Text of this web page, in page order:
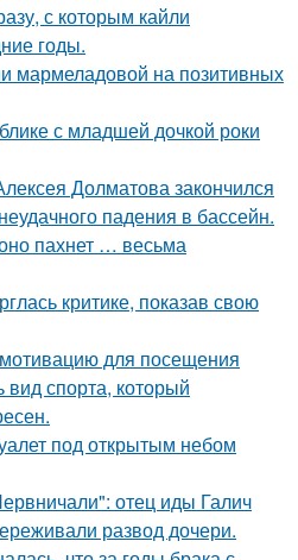
с которым кайли
годы.
мармеладовой на позитивных
с младшей дочкой роки
Долматова закончился
падения в бассейн.
пахнет … весьма
критике, показав свою
для посещения
вид спорта, который
под открытым небом
отец иды Галич
развод дочери.